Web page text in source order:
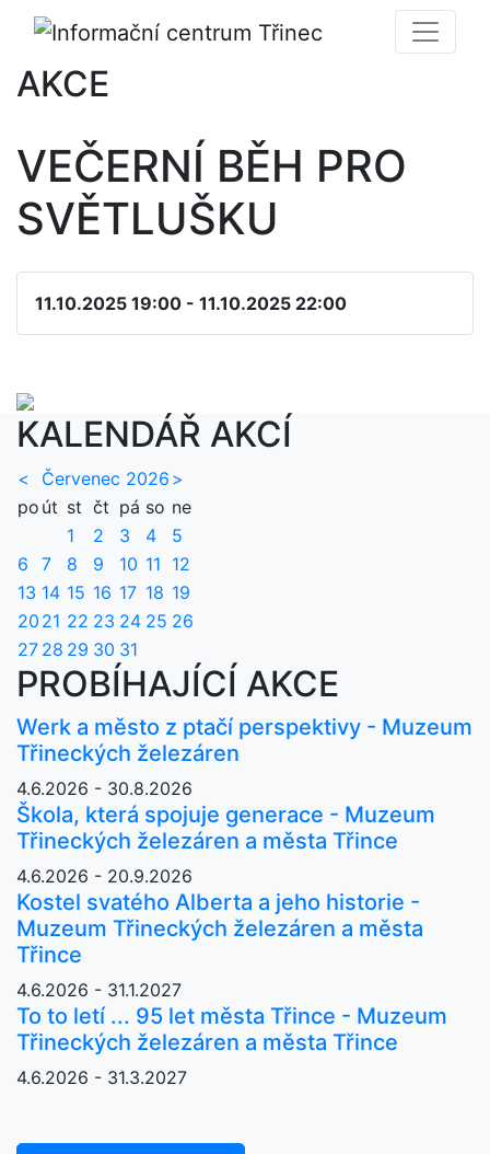
AKCE
VEČERNÍ BĚH PRO
SVĚTLUŠKU
11.10.2025 19:00 - 11.10.2025 22:00
KALENDÁŘ AKCÍ
< Červenec 2026 >
po út st čt pá so ne
1
2 3 4
5
6
7 8 9 10 11 12
13 14 15 16 17 18 19
20 21 22 23 24 25 26
27 28 29 30 31
PROBÍHAJÍCÍ AKCE
Werk a město z ptačí perspektivy - Muzeum
Třineckých železáren
4.6.2026 - 30.8.2026
Škola, která spojuje generace - Muzeum
Třineckých železáren a města Třince
4.6.2026 - 20.9.2026
Kostel svatého Alberta a jeho historie -
Muzeum Třineckých železáren a města
Třince
4.6.2026 - 31.1.2027
To to letí ... 95 let města Třince - Muzeum
Třineckých železáren a města Třince
4.6.2026 - 31.3.2027